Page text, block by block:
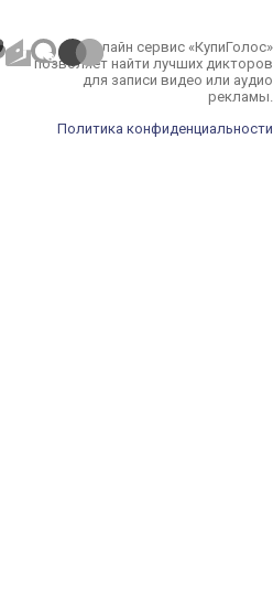
Онлайн сервис «КупиГолос»
позволяет найти лучших дикторов
для записи видео или аудио
рекламы.
Политика конфиденциальности